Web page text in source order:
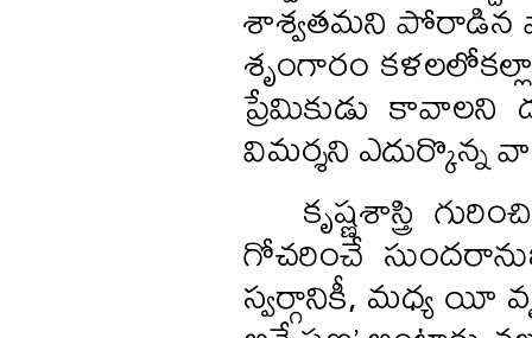
శాశ్వతమని పోరాడిన
శృంగారం
ప్రేమికుడు కావాలని
విమర్శని ఎదుర్కొన్న
కృష్ణశాస్త్రి
గోచరించే
స్వర్గానికీ, మధ్య యీ